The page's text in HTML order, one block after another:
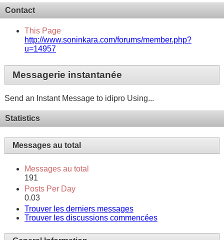
Contact
This Page
http://www.soninkara.com/forums/member.php?
u=14957
Messagerie instantanée
Send an Instant Message to idipro Using...
Statistics
Messages au total
Messages au total
191
Posts Per Day
0.03
Trouver les derniers messages
Trouver les discussions commencées